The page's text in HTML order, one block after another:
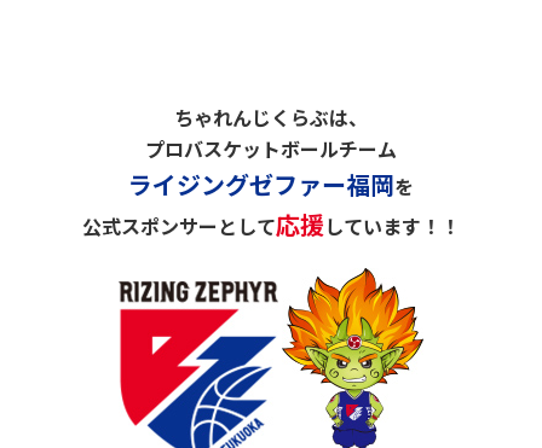
ちゃれんじくらぶは、
プロバスケットボールチーム
ライジングゼファー福岡を
公式スポンサーとして応援しています！！